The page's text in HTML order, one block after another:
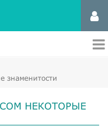
знаменитости
НЕКОТОРЫЕ